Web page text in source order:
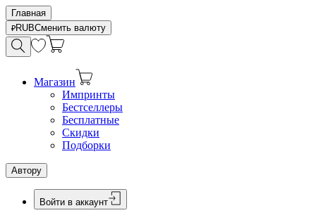
Главная
RUBСменить валюту
Магазин
Импринты
Бестселлеры
Бесплатные
Скидки
Подборки
Автору
Войти в аккаунт